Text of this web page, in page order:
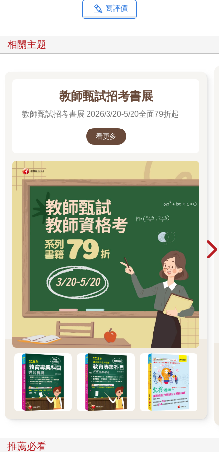
寫評價
相關主題
教師甄試招考書展
教師甄試招考書展 2026/3/20-5/20全面79折起
看更多
推薦必看